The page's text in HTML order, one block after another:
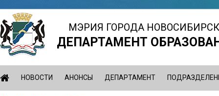
Jump
to
navigation
МЭРИЯ ГОРОДА
ДЕПАРТАМЕНТ
НОВОСТИ АНОНСЫ ДЕПАРТАМЕНТ